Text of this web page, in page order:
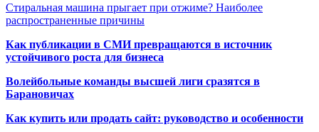
Стиральная машина прыгает при отжиме? Наиболее
распространенные причины
Как публикации в СМИ превращаются в источник
устойчивого роста для бизнеса
Волейбольные команды высшей лиги сразятся в
Барановичах
Как купить или продать сайт: руководство и особенности